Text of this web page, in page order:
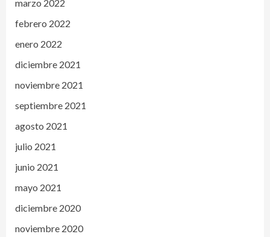
marzo 2022
febrero 2022
enero 2022
diciembre 2021
noviembre 2021
septiembre 2021
agosto 2021
julio 2021
junio 2021
mayo 2021
diciembre 2020
noviembre 2020